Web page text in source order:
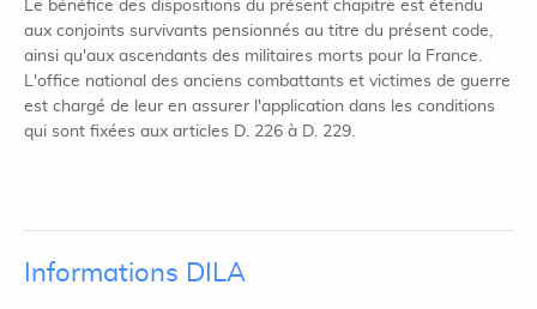
Le bénéfice des dispositions du présent chapitre est étendu
aux conjoints survivants pensionnés au titre du présent code,
ainsi qu'aux ascendants des militaires morts pour la France.
L'office national des anciens combattants et victimes de guerre
est chargé de leur en assurer l'application dans les conditions
qui sont fixées aux articles D. 226 à D. 229.
Informations DILA